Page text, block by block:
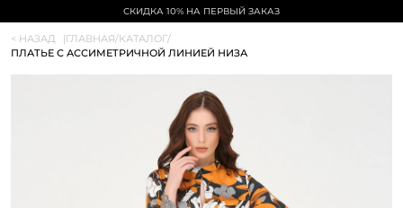
СКИДКА 10% НА ПЕРВЫЙ ЗАКАЗ
< НАЗАД |ГЛАВНАЯ/КАТАЛОГ/
ПЛАТЬЕ С АССИМЕТРИЧНОЙ ЛИНИЕЙ НИЗА